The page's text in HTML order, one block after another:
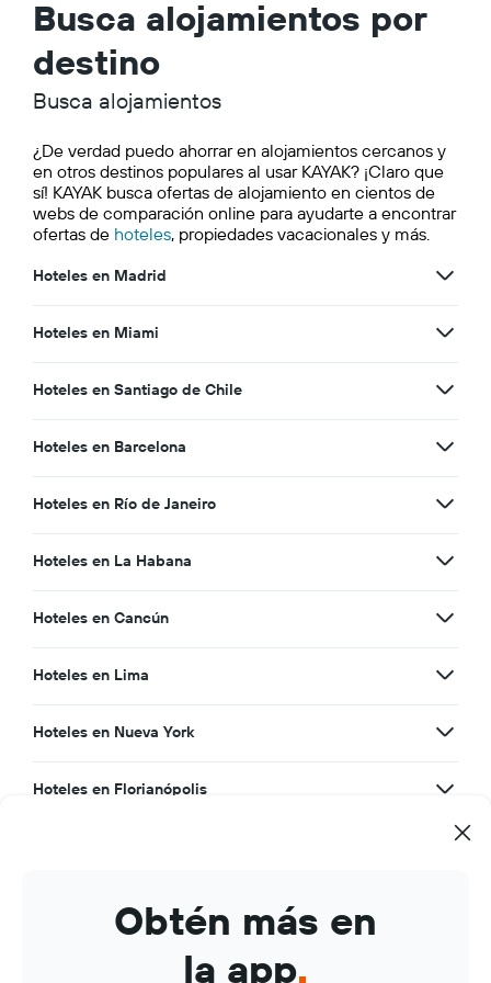
Busca alojamientos por
destino
Busca alojamientos
¿De verdad puedo ahorrar en alojamientos cercanos y
en otros destinos populares al usar KAYAK? ¡Claro que
sí! KAYAK busca ofertas de alojamiento en cientos de
webs de comparación online para ayudarte a encontrar
ofertas de hoteles, propiedades vacacionales y más.
Hoteles en Madrid
Hoteles en Miami
Hoteles en Santiago de Chile
Hoteles en Barcelona
Hoteles en Río de Janeiro
Hoteles en La Habana
Hoteles en Cancún
Hoteles en Lima
Hoteles en Nueva York
Hoteles en Florianópolis
Hoteles en Buenos Aires
Obtén más en
la app.